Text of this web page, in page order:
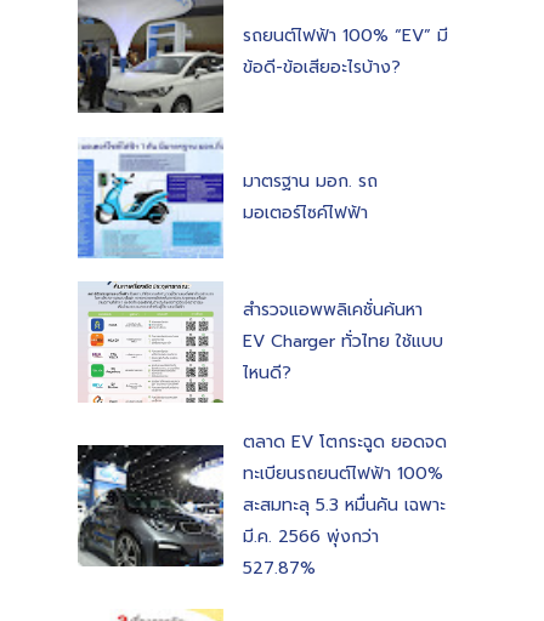
รถยนต์ไฟฟ้า 100% “EV” มี
ข้อดี-ข้อเสียอะไรบ้าง?
มาตรฐาน มอก. รถ
มอเตอร์ไซค์ไฟฟ้า
สำรวจแอพพลิเคชั่นค้นหา
EV Charger ทั่วไทย ใช้แบบ
ไหนดี?
ตลาด EV โตกระฉูด ยอดจด
ทะเบียนรถยนต์ไฟฟ้า 100%
สะสมทะลุ 5.3 หมื่นคัน เฉพาะ
มี.ค. 2566 พุ่งกว่า
527.87%